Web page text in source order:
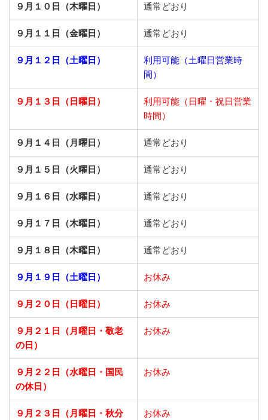
９月１０日（木曜日） 通常どおり
９月１１日（金曜日） 通常どおり
９月１２日（土曜日）
利用可能（土曜日営業時
間）
９月１３日（日曜日）
利用可能（日曜・祝日営業
時間）
９月１４日（月曜日） 通常どおり
９月１５日（火曜日） 通常どおり
９月１６日（水曜日） 通常どおり
９月１７日（木曜日） 通常どおり
９月１８日（木曜日） 通常どおり
９月１９日（土曜日） お休み
９月２０日（日曜日） お休み
９月２１日
（月曜日・敬老
の日）
お休み
９月２２日
（水曜日・国民
の休日）
お休み
９月２３日
（月曜日・秋分
お休み